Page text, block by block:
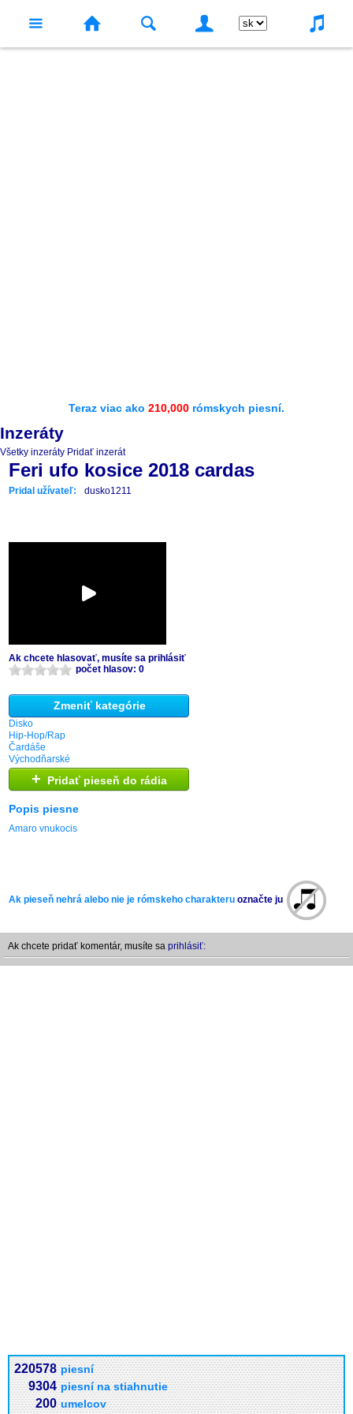
Teraz viac ako 210,000 rómskych piesní.
Inzeráty
Všetky inzeráty Pridať inzerát
Feri ufo kosice 2018 cardas
Pridal užívateľ: dusko1211
Ak chcete hlasovať, musíte sa prihlásiť
počet hlasov: 0
Zmeniť kategórie
Disko
Hip-Hop/Rap
Čardáše
Východňarské
+ Pridať pieseň do rádia
Popis piesne
Amaro vnukocis
Ak pieseň nehrá alebo nie je rómskeho charakteru označte ju
Ak chcete pridať komentár, musíte sa prihlásiť:
220578 piesní
9304 piesní na stiahnutie
200 umelcov